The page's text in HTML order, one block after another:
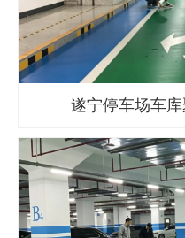
遂宁停车场车